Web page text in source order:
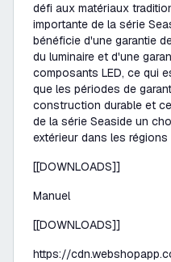
défi aux matériaux
importante de la série
bénéficie d'une garantie
du luminaire et d'une
composants LED, ce qui
que les périodes de
construction durable et
de la série Seaside un
extérieur dans les régions
[[DOWNLOADS]]
Manuel
[[DOWNLOADS]]
https://